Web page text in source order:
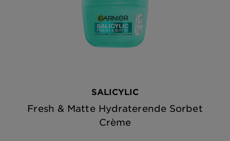
SALICYLIC
Fresh & Matte Hydraterende Sorbet
Crème